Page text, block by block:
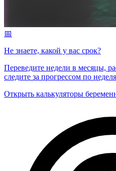
📅
Не знаете, какой у вас срок?
Переведите недели в месяцы,
следите за прогрессом по
Открыть калькуляторы